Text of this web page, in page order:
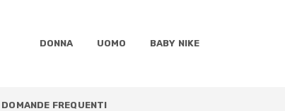
DONNA UOMO BABY NIKE
DOMANDE FREQUENTI